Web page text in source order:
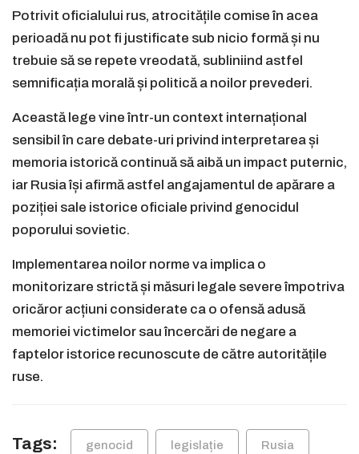
Potrivit oficialului rus, atrocitățile comise în acea
perioadă nu pot fi justificate sub nicio formă și nu
trebuie să se repete vreodată, subliniind astfel
semnificația morală și politică a noilor prevederi.
Această lege vine într-un context internațional
sensibil în care debate-uri privind interpretarea și
memoria istorică continuă să aibă un impact puternic,
iar Rusia își afirmă astfel angajamentul de apărare a
poziției sale istorice oficiale privind genocidul
poporului sovietic.
Implementarea noilor norme va implica o
monitorizare strictă și măsuri legale severe împotriva
oricăror acțiuni considerate ca o ofensă adusă
memoriei victimelor sau încercări de negare a
faptelor istorice recunoscute de către autoritățile
ruse.
Tags: genocid legislație Rusia